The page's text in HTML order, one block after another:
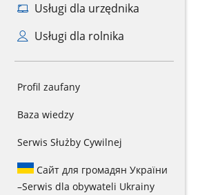
Usługi dla urzędnika
Usługi dla rolnika
Profil zaufany
Baza wiedzy
Serwis Służby Cywilnej
Сайт для громадян України
–Serwis dla obywateli Ukrainy